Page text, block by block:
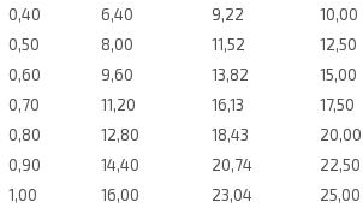
0,40
6,40 9,22 10,00
0,50
8,00 11,52 12,50
0,60
9,60 13,82 15,00
0,70
11,20 16,13 17,50
0,80
12,80 18,43 20,00
0,90
14,40 20,74 22,50
1,00
16,00 23,04 25,00